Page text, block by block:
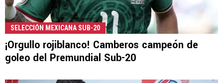
SELECCIÓN MEXICANA SUB-20
¡Orgullo rojiblanco! Camberos campeón de
goleo del Premundial Sub-20